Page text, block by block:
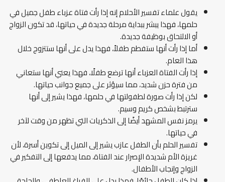
يقول علماء تفسير الأحلام إنه إذا رأت فتاة عزباء طفل جميل في
حلمها، فهذا يبشر ببداية مرحلة جديدة في حياتها، قد تكون الزواج
أو الالتحاق بوظيفة جديدة.
أما إذا رأت أنها ستفطم طفلاً، فهذا يدل على أنها ستتزوج خلال
هذا العام.
إذا رأت الفتاة العزباء أنها ترضع طفلًا، فهذا يعني أنها ستعاني
من فترة حزن شديد، مما سيؤثر على جميع جوانب حياتها.
لكن إذا رأت صورة لطفولتها في حلمها، فهذا يشير إلى أنها
سترتبط بشخص كريم وسيم.
يرمز نفس المشهد أيضًا إلى الذكريات التي تظهر من وقت لآخر
في حياتها.
تفسير الحلم بأن الطفل عازب يشير إلى الميل إلى تكوين أسرة، لأن
غريزة الأم شديدة الإصرار عند الفتاة، مما يدفعها إلى التفكير في
الزواج وإنجاب الأطفال.